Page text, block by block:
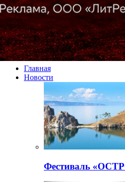
Главная
Новости
Фестиваль